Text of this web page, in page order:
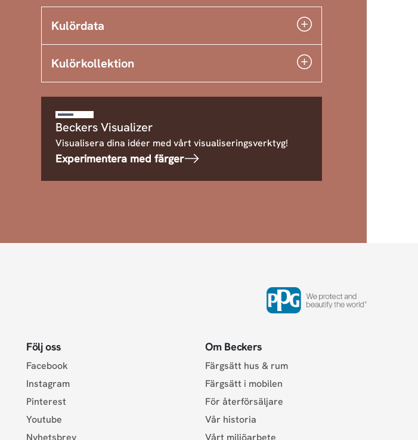
Kulördata
Kulörkollektion
Beckers Visualizer
Visualisera dina idéer med vårt visualiseringsverktyg!
Experimentera med färger
Följ oss
Facebook
Instagram
Pinterest
Youtube
Nyhetsbrev
Om Beckers
Färgsätt hus & rum
Färgsätt i mobilen
För återförsäljare
Vår historia
Vårt miljöarbete